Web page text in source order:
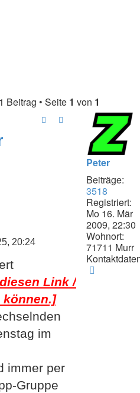
Erweiterte Suche
1 Beitrag • Seite 1 von 1
Peter
Beiträge:
3518
Registriert:
Mo 16. Mär
2009, 22:30
Wohnort:
71711 Murr
20:24
Link /
können.]
im
immer per
Gruppe